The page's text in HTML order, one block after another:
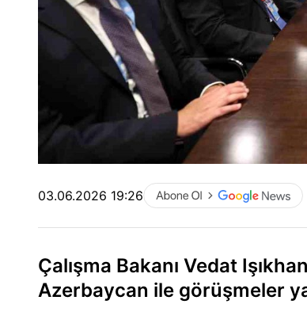
03.06.2026 19:26
Çalışma Bakanı Vedat
Azerbaycan ile görüşmeler